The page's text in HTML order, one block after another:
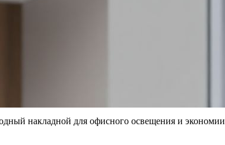
накладной для офисного освещения и экономии